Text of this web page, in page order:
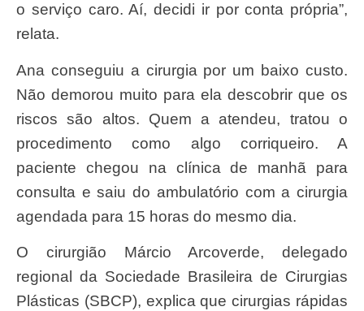
o serviço caro. Aí, decidi ir por conta própria”,
relata.
Ana conseguiu a cirurgia por um baixo custo.
Não demorou muito para ela descobrir que os
riscos são altos. Quem a atendeu, tratou o
procedimento como algo corriqueiro. A
paciente chegou na clínica de manhã para
consulta e saiu do ambulatório com a cirurgia
agendada para 15 horas do mesmo dia.
O cirurgião Márcio Arcoverde, delegado
regional da Sociedade Brasileira de Cirurgias
Plásticas (SBCP), explica que cirurgias rápidas